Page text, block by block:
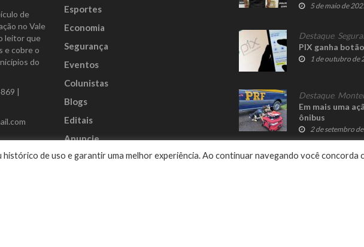
de
no Vale
leitor que
e cobre o
do
|
Esportes
Economia
Segurança
Eventos
Colunistas
Blogs
Editais
Anuncie
5 de maio de
Destaque,
PIX ganha
1 de outubro de
Destaque,
Em mais uma
ônibus
2 de setembro
de uso e garantir uma melhor experiência. Ao continuar navegando você concorda